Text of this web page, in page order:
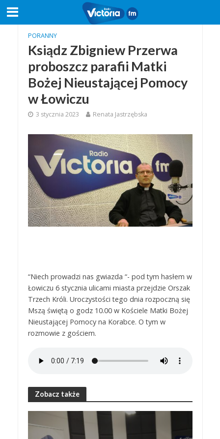
PORANNY
Ksiądz Zbigniew Przerwa
proboszcz parafii Matki
Bożej Nieustającej Pomocy
w Łowiczu
3 stycznia 2023 Renata Jastrzębska
“Niech prowadzi nas gwiazda “- pod tym hasłem w
Łowiczu 6 stycznia ulicami miasta przejdzie Orszak
Trzech Króli. Uroczystości tego dnia rozpoczną się
Mszą świętą o godz 10.00 w Kościele Matki Bożej
Nieustającej Pomocy na Korabce. O tym w
rozmowie z gościem.
Zobacz także